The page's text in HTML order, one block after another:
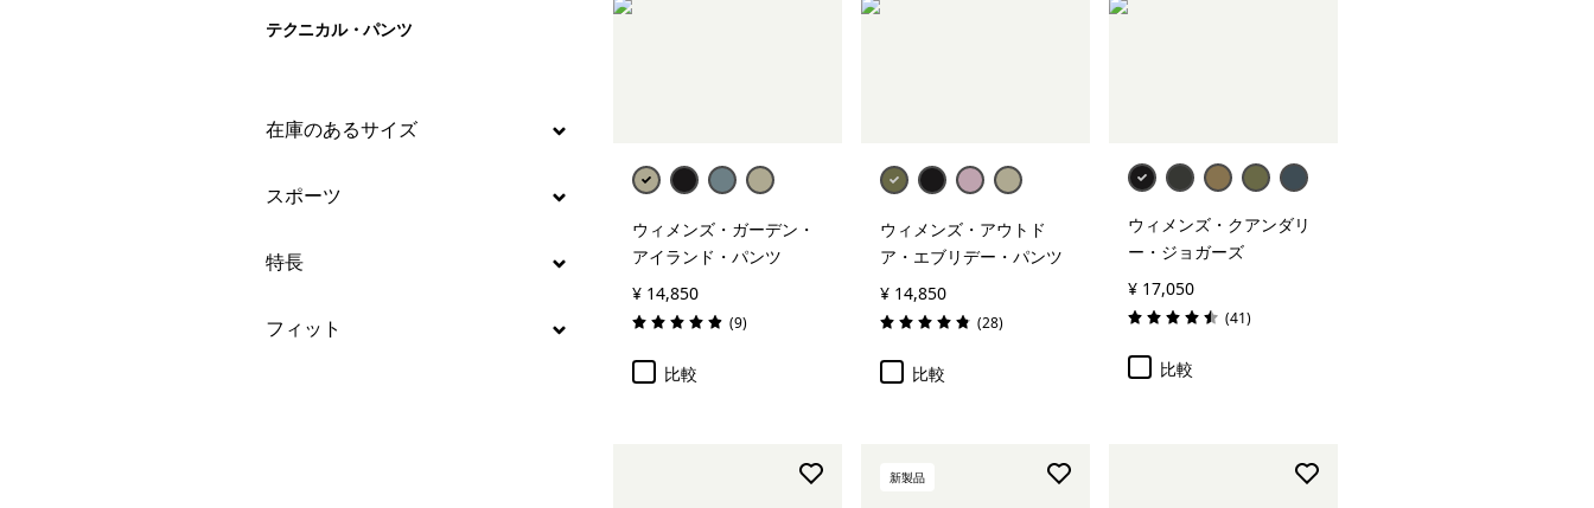
テクニカル・パンツ
絞り込み
在庫のあるサイズ
絞り込み
スポーツ
絞り込み
特長
絞り込み
フィット
ウィメンズ・ガーデン・
アイランド・パンツ
¥ 14,850
評価: 4.9 / 5 (9レビュー
)
比較
ウィメンズ・アウトド
ア・エブリデー・パンツ
¥ 14,850
評価: 4.8 / 5 (28レビュー
)
比較
ウィメンズ・クアンダリ
ー・ジョガーズ
¥ 17,050
評価: 4.5 / 5 (41レビュー
)
比較
新製品